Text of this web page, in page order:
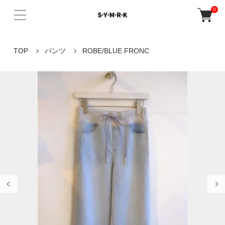
0
TOP パンツ ROBE/BLUE FRONC